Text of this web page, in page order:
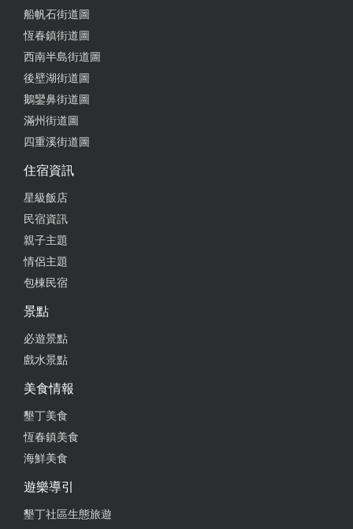
船帆石街道圖
恆春鎮街道圖
西南半島街道圖
後壁湖街道圖
鵝鑾鼻街道圖
滿州街道圖
四重溪街道圖
住宿資訊
星級飯店
民宿資訊
親子主題
情侶主題
包棟民宿
景點
必遊景點
戲水景點
美食情報
墾丁美食
恆春鎮美食
海鮮美食
遊樂導引
墾丁社區生態旅遊